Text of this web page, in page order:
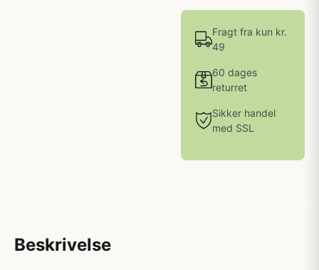
Fragt fra kun kr.
49
60 dages
returret
Sikker handel
med SSL
Beskrivelse